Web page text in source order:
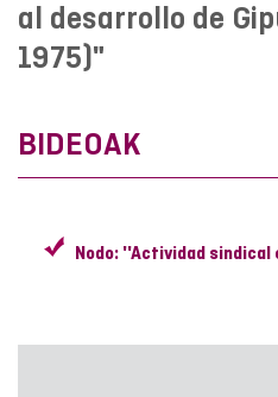
al desarrollo de
1975)"
BIDEOAK
Nodo: ''Actividad sindical